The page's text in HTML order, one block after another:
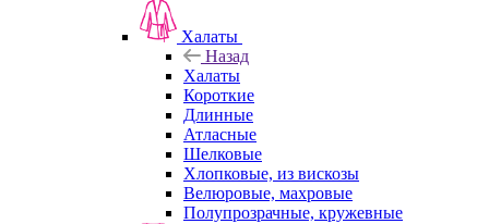
Халаты
Назад
Халаты
Короткие
Длинные
Атласные
Шелковые
Хлопковые, из вискозы
Велюровые, махровые
Полупрозрачные, кружевные